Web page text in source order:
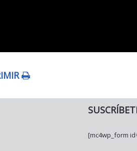
[mc4wp_form